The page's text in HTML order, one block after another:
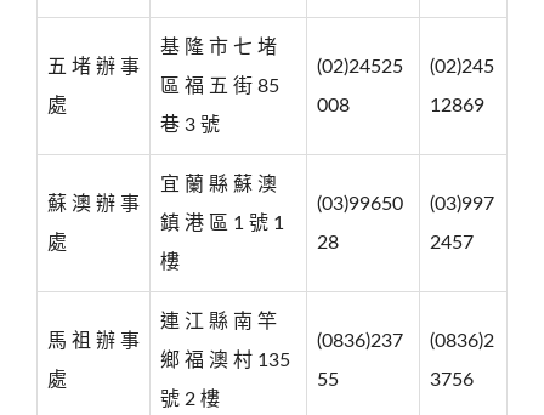
五 堵 辦 事
處
基 隆 市 七 堵
區 福 五 街 85
巷 3 號
(02)24525
008
(02)245
12869
蘇 澳 辦 事
處
宜 蘭 縣 蘇 澳
鎮 港 區 1 號 1
樓
(03)99650
28
(03)997
2457
馬 祖 辦 事
處
連 江 縣 南 竿
鄉 福 澳 村 135
號 2 樓
(0836)237
55
(0836)2
3756